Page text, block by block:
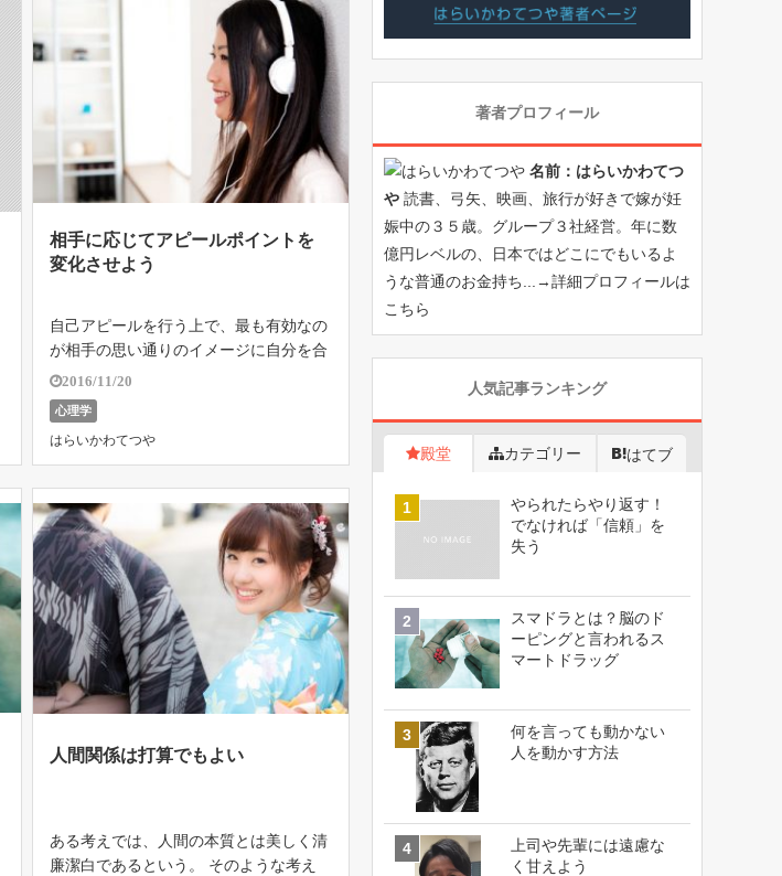
相手に応じてアピールポイントを
変化させよう
自己アピールを行う上で、最も有効なの
が相手の思い通りのイメージに自分を合
わせることである。 相手もみなさんに
対して思い込みのようなイメージを持っ
ている。 そのイメージどおりに自己ア
ピールをすれば、抵抗なく相手に受け入
れて […]
2016/11/20
心理学
はらいかわてつや
人間関係は打算でもよい
ある考えでは、人間の本質とは美しく清
廉潔白であるという。 そのような考え
著者プロフィール
名前：はらいかわてつ
や 読書、弓矢、映画、旅行が好きで嫁が妊
娠中の３５歳。グループ３社経営。年に数
億円レベルの、日本ではどこにでもいるよ
うな普通のお金持ち...→詳細プロフィールは
こちら
人気記事ランキング
殿堂 カテゴリー はてブ
やられたらやり返す！
でなければ「信頼」を
失う
スマドラとは？脳のド
ーピングと言われるス
マートドラッグ
何を言っても動かない
人を動かす方法
上司や先輩には遠慮な
く甘えよう